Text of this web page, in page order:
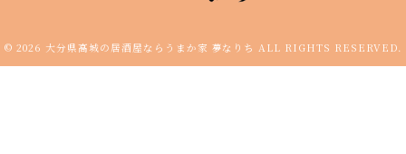
© 2026 大分県高城の居酒屋ならうまか家 夢なりち ALL RIGHTS RESERVED.